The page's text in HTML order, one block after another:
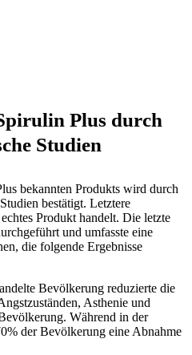
Plus durch
Studien
bekannten Produkts wird durch
bestätigt. Letztere
Produkt handelt. Die letzte
und umfasste eine
die folgende Ergebnisse
Bevölkerung reduzierte die
Asthenie und
Während in der
der Bevölkerung eine Abnahme